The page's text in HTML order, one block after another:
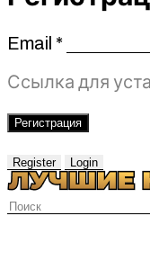
Email *
Ссылка для
Регистрация
Register Login